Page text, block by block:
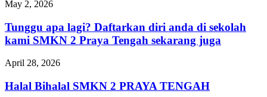
May 2, 2026
Tunggu apa lagi? Daftarkan diri anda di sekolah
kami SMKN 2 Praya Tengah sekarang juga
April 28, 2026
Halal Bihalal SMKN 2 PRAYA TENGAH